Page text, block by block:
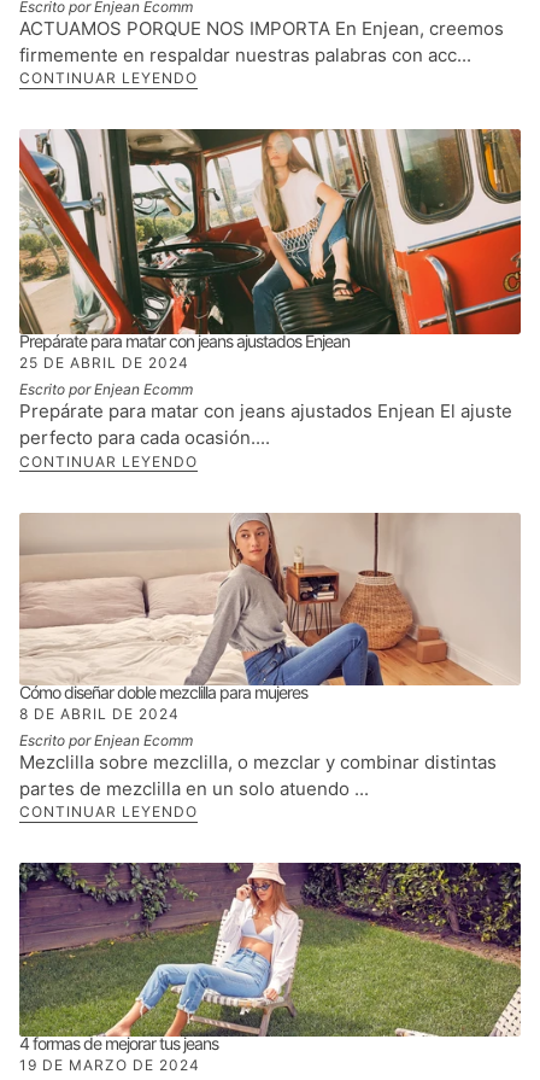
Escrito por Enjean Ecomm
ACTUAMOS PORQUE NOS IMPORTA En Enjean, creemos
firmemente en respaldar nuestras palabras con acc...
CONTINUAR LEYENDO
Prepárate para matar con jeans ajustados Enjean
25 DE ABRIL DE 2024
Escrito por Enjean Ecomm
Prepárate para matar con jeans ajustados Enjean El ajuste
perfecto para cada ocasión....
CONTINUAR LEYENDO
Cómo diseñar doble mezclilla para mujeres
8 DE ABRIL DE 2024
Escrito por Enjean Ecomm
Mezclilla sobre mezclilla, o mezclar y combinar distintas
partes de mezclilla en un solo atuendo ...
CONTINUAR LEYENDO
4 formas de mejorar tus jeans
19 DE MARZO DE 2024